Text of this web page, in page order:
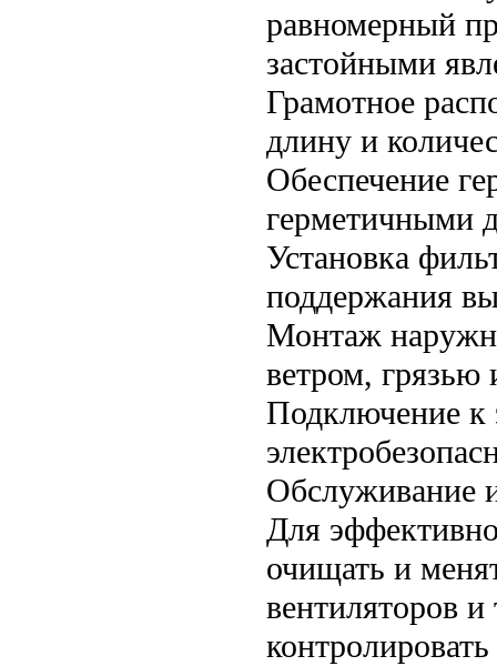
равномерный
застойными
Грамотное
длину и
Обеспечение
герметичными
Установка
поддержания
Монтаж
ветром,
Подключение к
Обслуживание
Для
очищать и
вентиляторов